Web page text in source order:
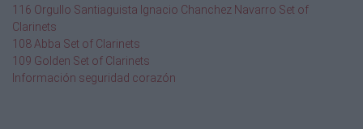
116 Orgullo Santiaguista Ignacio Chanchez Navarro Set of
Clarinets
108 Abba Set of Clarinets
109 Golden Set of Clarinets
Información seguridad corazón